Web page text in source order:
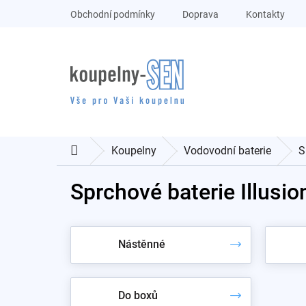
Obchodní podmínky Doprava Kontakty
DomůKoupelny Vodovodní baterie
Sprchové baterie
Nástěnné
Do boxů